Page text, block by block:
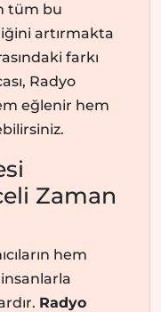
tüm bu
artırmakta
farkı
Radyo
eğlenir hem
Zaman
hem
Radyo